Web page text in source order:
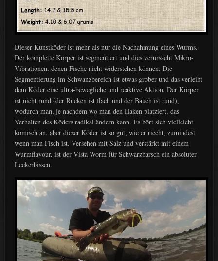
Dieser Kunstköder ist mehr als nur die Nachahmung eines Wurms.
Der komplette Körper ist segmentiert und dies verursacht Mikro-
Vibrationen, denen Fische nicht widerstehen können. Die
Segmentierung im Schwanzbereich ist etwas grober und das verleiht
dem Köder eine ultra-bewegliche und reaktive Aktion. Der Körper
ist nicht rund (der Rücken ist flach und der Bauch ist rund),
wodurch man, je nachdem wo man den Haken platziert, das
Verhalten des Köders radikal ändern kann. Es hört sich vielleicht
komisch an, aber dieser Köder ist so gut, wie er riecht, zumindest
wenn man Fisch ist. Versehen mit Salz und verstärkt mit einem
Wurmflavour, ist der Vista Worm für Schwarzbarsch ein absoluter
Leckerbissen.